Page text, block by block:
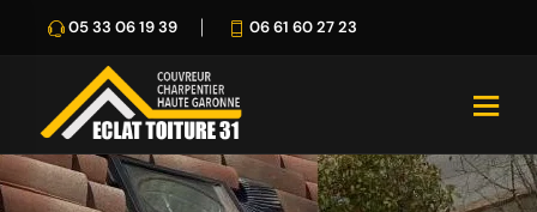
05 33 06 19 39 06 61 60 27 23